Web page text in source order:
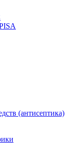
(антисептика)